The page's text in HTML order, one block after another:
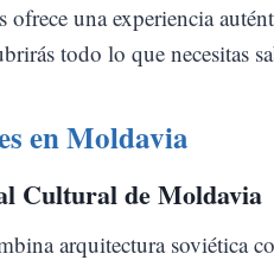
ofrece una experiencia
todo lo que necesitas
en Moldavia
Cultural de Moldavia
arquitectura soviética